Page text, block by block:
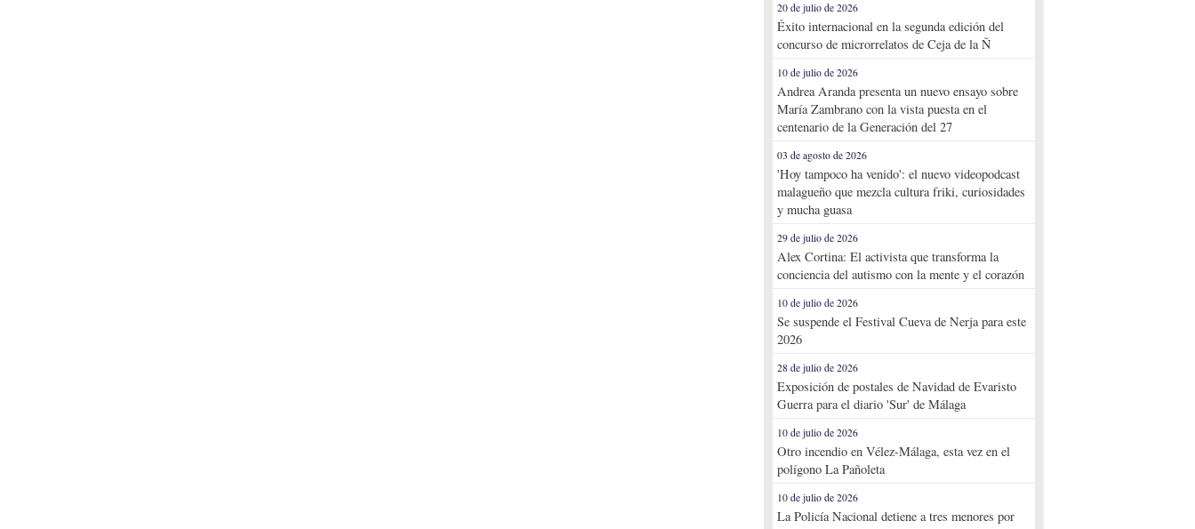
20 de julio de 2026
Éxito internacional en la segunda edición del
concurso de microrrelatos de Ceja de la Ñ
10 de julio de 2026
Andrea Aranda presenta un nuevo ensayo sobre
María Zambrano con la vista puesta en el
centenario de la Generación del 27
03 de agosto de 2026
'Hoy tampoco ha venido': el nuevo videopodcast
malagueño que mezcla cultura friki, curiosidades
y mucha guasa
29 de julio de 2026
Alex Cortina: El activista que transforma la
conciencia del autismo con la mente y el corazón
10 de julio de 2026
Se suspende el Festival Cueva de Nerja para este
2026
28 de julio de 2026
Exposición de postales de Navidad de Evaristo
Guerra para el diario 'Sur' de Málaga
10 de julio de 2026
Otro incendio en Vélez-Málaga, esta vez en el
polígono La Pañoleta
10 de julio de 2026
La Policía Nacional detiene a tres menores por